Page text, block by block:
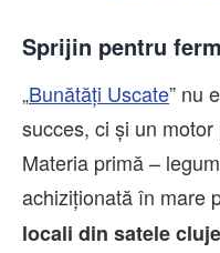
Sprijin pentru
„Bunătăți Uscate” nu
succes, ci și un
Materia primă –
achiziționată în mare
locali din satele